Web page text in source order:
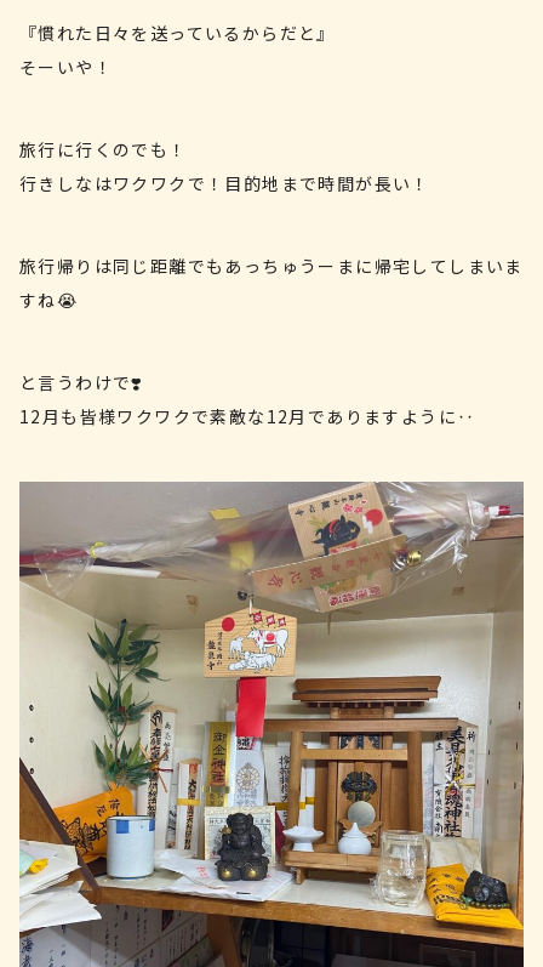
『慣れた日々を送っているからだと』
そーいや！
旅行に行くのでも！
行きしなはワクワクで！目的地まで時間が長い！
旅行帰りは同じ距離でもあっちゅうーまに帰宅してしまいま
すね😭
と言うわけで❣️
12月も皆様ワクワクで素敵な12月でありますように‥